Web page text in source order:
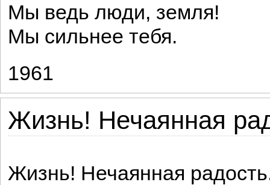
Мы ведь люди, земля!
Мы сильнее тебя.
1961
Жизнь! Нечаянная
Жизнь! Нечаянная